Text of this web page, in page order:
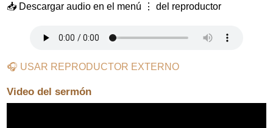
📥 Descargar audio en el menú ⋮ del reproductor
🎧 USAR REPRODUCTOR EXTERNO
Video del sermón